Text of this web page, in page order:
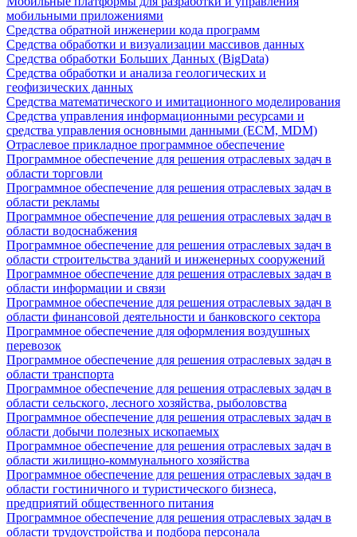
мобильными приложениями
Средства обратной инженерии кода программ
Средства обработки и визуализации массивов данных
Средства обработки Больших Данных (BigData)
Средства обработки и анализа геологических и
геофизических данных
Средства математического и имитационного моделирования
Средства управления информационными ресурсами и
средства управления основными данными (ECM, MDM)
Отраслевое прикладное программное обеспечение
Программное обеспечение для решения отраслевых задач в
области торговли
Программное обеспечение для решения отраслевых задач в
области рекламы
Программное обеспечение для решения отраслевых задач в
области водоснабжения
Программное обеспечение для решения отраслевых задач в
области строительства зданий и инженерных сооружений
Программное обеспечение для решения отраслевых задач в
области информации и связи
Программное обеспечение для решения отраслевых задач в
области финансовой деятельности и банковского сектора
Программное обеспечение для оформления воздушных
перевозок
Программное обеспечение для решения отраслевых задач в
области транспорта
Программное обеспечение для решения отраслевых задач в
области сельского, лесного хозяйства, рыболовства
Программное обеспечение для решения отраслевых задач в
области добычи полезных ископаемых
Программное обеспечение для решения отраслевых задач в
области жилищно-коммунального хозяйства
Программное обеспечение для решения отраслевых задач в
области гостиничного и туристического бизнеса,
предприятий общественного питания
Программное обеспечение для решения отраслевых задач в
области трудоустройства и подбора персонала